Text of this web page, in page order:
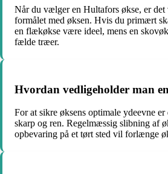
Når du vælger en Hultafors økse, er
formålet med øksen. Hvis du primært
en flækøkse være ideel, mens en
fælde træer.
Hvordan vedligeholder man
For at sikre øksens optimale ydeevne
skarp og ren. Regelmæssig slibning af
opbevaring på et tørt sted vil forlænge